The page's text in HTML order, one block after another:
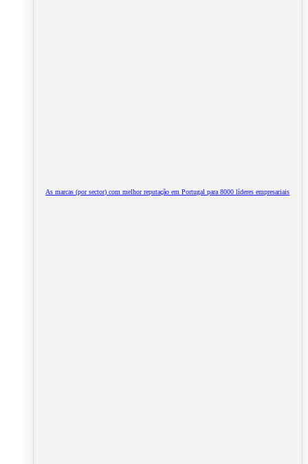
As marcas (por sector) com melhor reputação em Portugal para 8000 líderes empresariais